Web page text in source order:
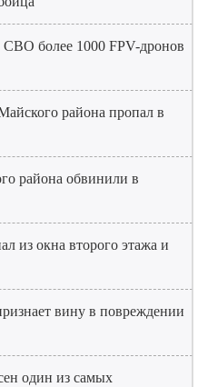
СВО более 1000 FPV-дронов
района пропал в
района обвинили в
из окна второго этажа и
вину в повреждении
один из самых